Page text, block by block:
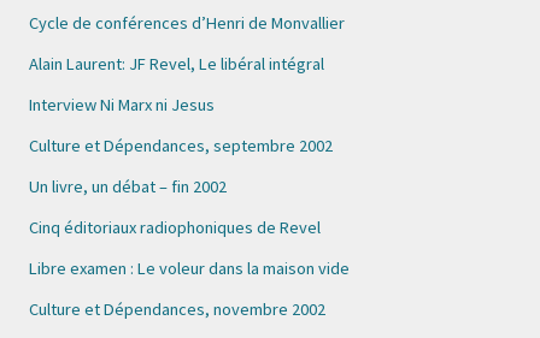
Cycle de conférences d’Henri de Monvallier
Alain Laurent: JF Revel, Le libéral intégral
Interview Ni Marx ni Jesus
Culture et Dépendances, septembre 2002
Un livre, un débat – fin 2002
Cinq éditoriaux radiophoniques de Revel
Libre examen : Le voleur dans la maison vide
Culture et Dépendances, novembre 2002